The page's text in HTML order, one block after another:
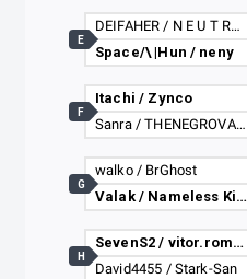
DEIFAHER / N E U T R O#5233
Space/\ |Hun / neny
E
Itachi / Zynco
Sanra / THENEGROVARA
F
walko / BrGhost
Valak / Nameless King
G
SevenㅤS2 / vitor.romano.rocha
David4455 / Stark-San
H